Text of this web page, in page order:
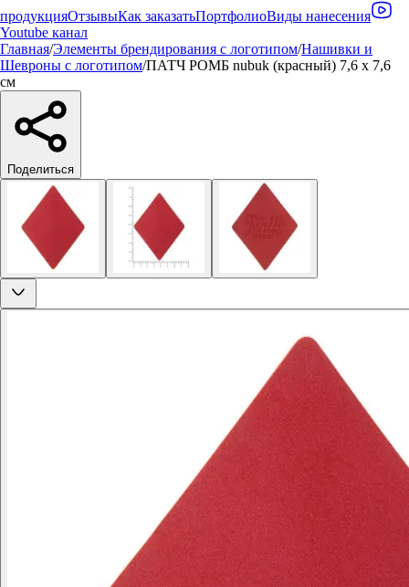
продукцияОтзывыКак заказатьПортфолиоВиды нанесения
Youtube канал
Главная/Элементы брендирования с логотипом/Нашивки и
Шевроны с логотипом/ПАТЧ РОМБ nubuk (красный) 7,6 х 7,6
см
Поделиться